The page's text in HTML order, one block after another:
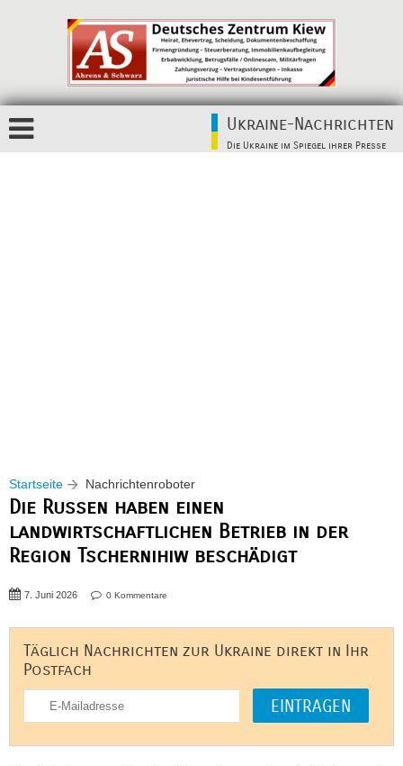
Ukraine-Nachrichten
Die Ukraine im Spiegel ihrer Presse
Startseite Nachrichtenroboter
Die Russen haben einen
landwirtschaftlichen Betrieb in der
Region Tschernihiw beschädigt
7. Juni 2026 0 Kommentare
Täglich Nachrichten zur Ukraine direkt in Ihr
Postfach